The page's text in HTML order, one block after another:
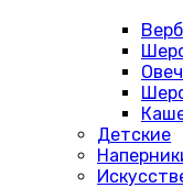
Детские